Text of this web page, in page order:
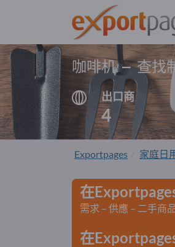
咖啡机 – 查找
出口商
4
Exportpages 家庭日
在
需求 – 供應 – 二手商
在